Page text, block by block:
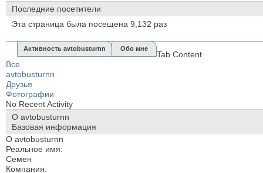
Последние посетители
Эта страница была посещена 9,132 раз
Активность avtobusturnn Обо мне
Tab Content
Все
avtobusturnn
Друзья
Фотографии
No Recent Activity
О avtobusturnn
Базовая информация
О avtobusturnn
Реальное имя:
Семен
Компания: